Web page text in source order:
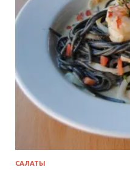
САЛАТЫ